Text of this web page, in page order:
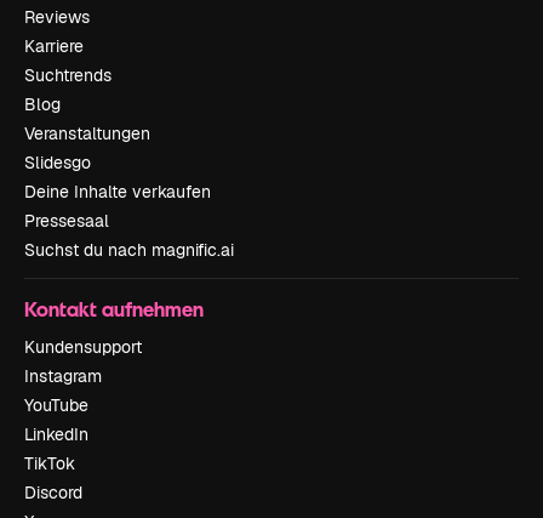
Reviews
Karriere
Suchtrends
Blog
Veranstaltungen
Slidesgo
Deine Inhalte verkaufen
Pressesaal
Suchst du nach magnific.ai
Kontakt aufnehmen
Kundensupport
Instagram
YouTube
LinkedIn
TikTok
Discord